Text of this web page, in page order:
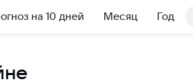
на 10 дней Месяц Год